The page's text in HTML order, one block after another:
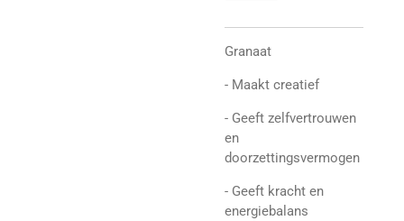
Granaat
- Maakt creatief
- Geeft zelfvertrouwen
en
doorzettingsvermogen
- Geeft kracht en
energiebalans